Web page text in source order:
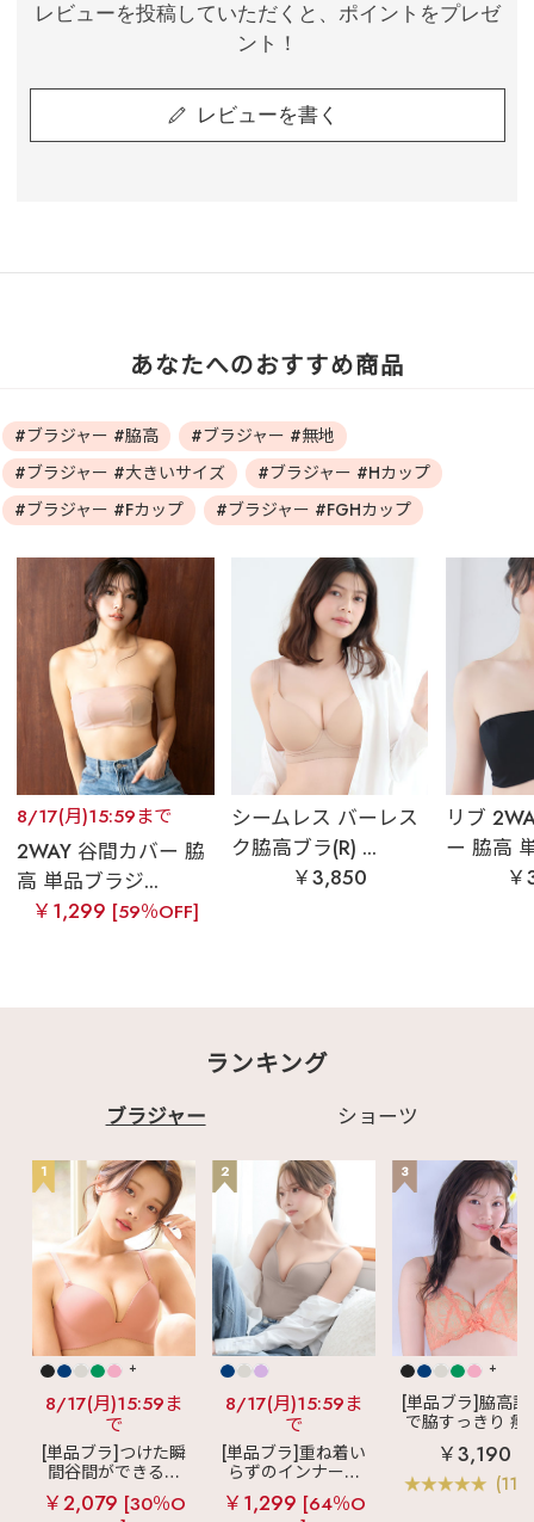
レビューを投稿していただくと、ポイントをプレゼ
ント！
レビューを書く
あなたへのおすすめ商品
#ブラジャー #脇高
#ブラジャー #無地
#ブラジャー #大きいサイズ
#ブラジャー #Hカップ
#ブラジャー #Fカップ
#ブラジャー #FGHカップ
8/17(月)15:59まで
2WAY 谷間カバー 脇
高 単品ブラジ...
￥1,299 [59％OFF]
シームレス バーレス
ク脇高ブラ(R) ...
￥3,850
リブ
ー 脇高
ランキング
ブラジャー ショーツ
1
+
8/17(月)15:59ま
で
[単品ブラ]つけた瞬
間谷間ができるシ
ームレスブラ
超
盛ブラ(R) シームレ
￥2,079 [30％O
2
8/17(月)15:59ま
で
[単品ブラ]重ね着い
らずのインナーブ
ラ
リッチバスト
ブラトップ (ワイヤ
￥1,299 [64％O
3
+
[単品ブラ]脇高設
で脇すっきり 痩
見えブラ
カシ
クールレース脇
ブラ(R) 単品ブラ
ャー
￥3,190